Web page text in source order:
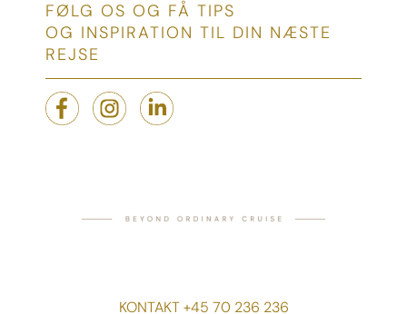
FØLG OS OG FÅ TIPS
OG INSPIRATION TIL DIN NÆSTE
REJSE
KONTAKT +45 70 236 236